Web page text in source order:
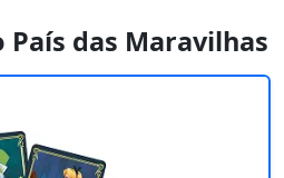
País das Maravilhas